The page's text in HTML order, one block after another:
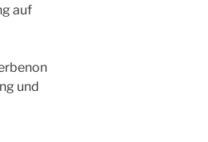
auf
und